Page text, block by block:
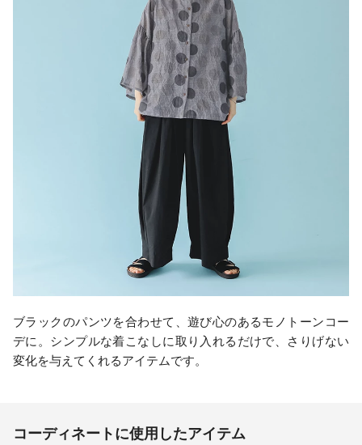
ブラックのパンツを合わせて、遊び心のあるモノトーンコー
デに。シンプルな着こなしに取り入れるだけで、さりげない
変化を与えてくれるアイテムです。
コーディネートに使用したアイテム